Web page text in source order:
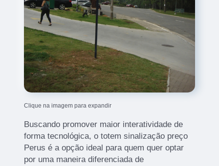
Clique na imagem para expandir
Buscando promover maior interatividade de
forma tecnológica, o totem sinalização preço
Perus é a opção ideal para quem quer optar
por uma maneira diferenciada de